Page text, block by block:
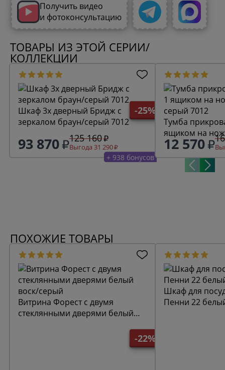
Получить видео
и фотоконсультацию
ТОВАРЫ ИЗ ЭТОЙ СЕРИИ/
КОЛЛЕКЦИИ
-25%
Шкаф 3х дверный Бридж с
зеркалом браун/серый 7012
93 870 125 160
Выгода 31 290
+ 938 бонусов
Тумба
ящиком на
7012
12 570
ПОХОЖИЕ ТОВАРЫ
-22%
Витрина Форест с двумя
стеклянными дверями белый
Шкаф для
Пенни 22